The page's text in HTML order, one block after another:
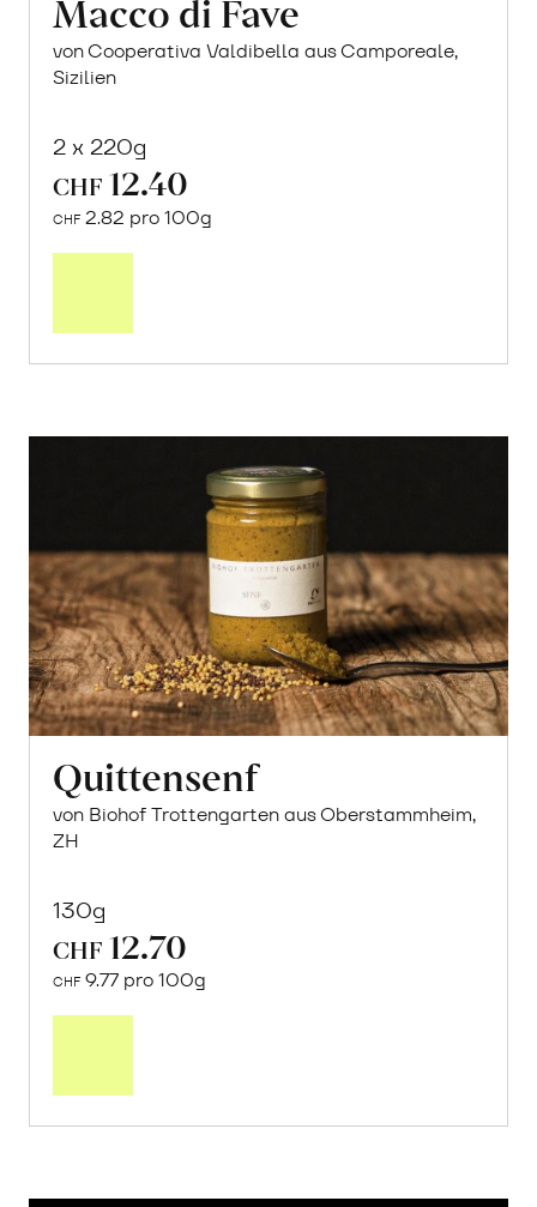
Macco di Fave
von Cooperativa Valdibella aus Camporeale,
Sizilien
2 x 220g
CHF 12.40
CHF 2.82 pro 100g
Quittensenf
von Biohof Trottengarten aus Oberstammheim,
ZH
130g
CHF 12.70
CHF 9.77 pro 100g